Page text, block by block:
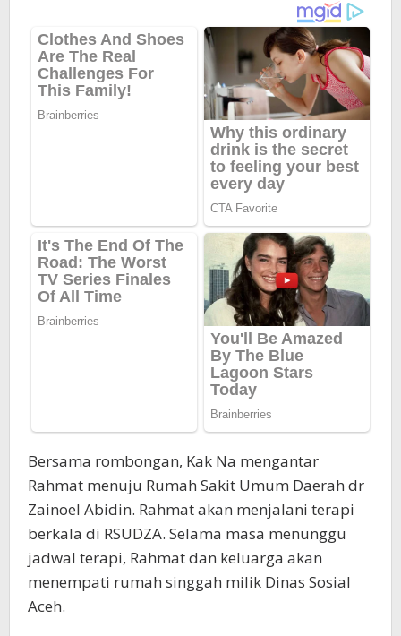
Bersama rombongan, Kak Na mengantar
Rahmat menuju Rumah Sakit Umum Daerah dr
Zainoel Abidin. Rahmat akan menjalani terapi
berkala di RSUDZA. Selama masa menunggu
jadwal terapi, Rahmat dan keluarga akan
menempati rumah singgah milik Dinas Sosial
Aceh.